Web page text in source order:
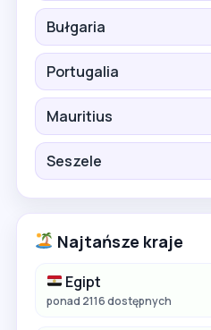
Bułgaria
Portugalia
Mauritius
Seszele
Najtańsze kraje
Egipt
ponad 2116 dostępnych